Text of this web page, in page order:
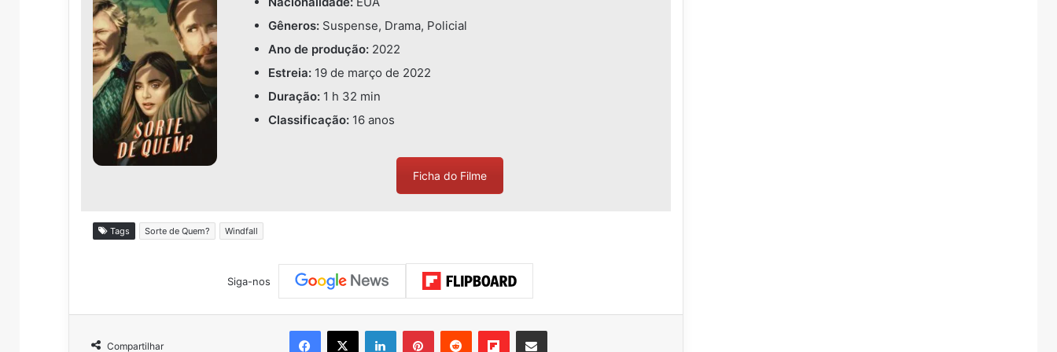
Gêneros: Suspense, Drama, Policial
Ano de produção:2022
Estreia: 19 de março de 2022
Duração: 1 h 32 min
Classificação:16 anos
Ficha do Filme
Tags Sorte de Quem? Windfall
Siga-nos
Compartilhar
Facebook
X LinkedinPinterestReddit FlipboardCompartilhar via e-mail